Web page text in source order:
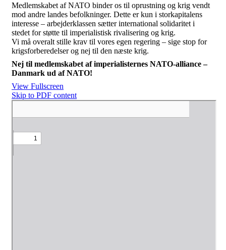
Medlemskabet af NATO binder os til oprustning og krig vendt
mod andre landes befolkninger. Dette er kun i storkapitalens
interesse – arbejderklassen sætter international solidaritet i
stedet for støtte til imperialistisk rivalisering og krig.
Vi må overalt stille krav til vores egen regering – sige stop for
krigsforberedelser og nej til den næste krig.
Nej til medlemskabet af imperialisternes NATO-alliance –
Danmark ud af NATO!
View Fullscreen
Skip to PDF content